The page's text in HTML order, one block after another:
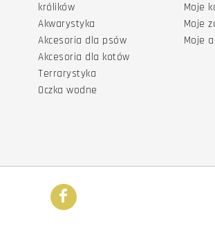
królików
Akwarystyka
Akcesoria dla psów
Akcesoria dla kotów
Terrarystyka
Oczka wodne
Moje
Moje
Moje